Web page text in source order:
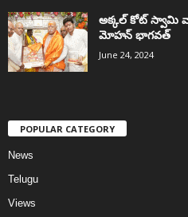
అక్కల్‌ కోట్‌ స్వామి
మోహన్ భాగవత్
June 24, 2024
POPULAR CATEGORY
News
Telugu
Views